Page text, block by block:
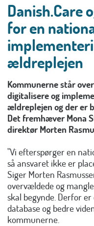
Danish.Care
for en
ældreplejen
Kommunerne står
digitalisere og
ældreplejen og der er
Det fremhæver Mona
direktør Morten
"Vi efterspørger en
så ansvaret ikke er
Siger Morten
overvældede og
skal begynde. Derfor
database og bedre
kommunerne.